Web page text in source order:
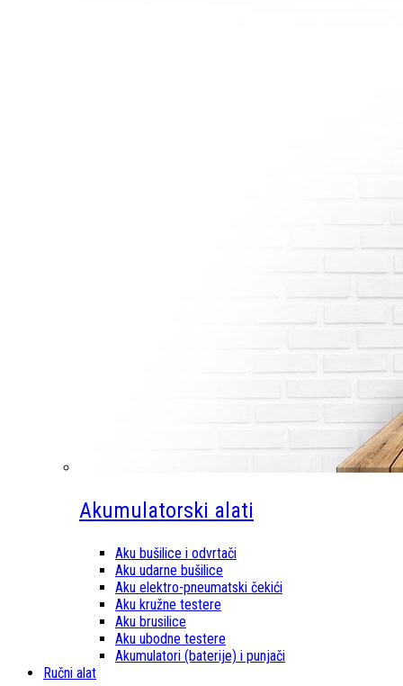
Akumulatorski alati
Aku bušilice i odvrtači
Aku udarne bušilice
Aku elektro-pneumatski čekići
Aku kružne testere
Aku brusilice
Aku ubodne testere
Akumulatori (baterije) i punjači
Ručni alat